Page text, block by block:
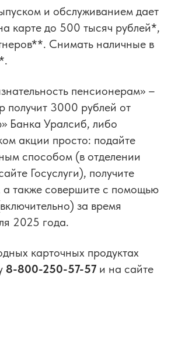
и обслуживанием дает
карте до 500 тысяч рублей*,
Снимать наличные в
пенсионерам» –
получит 3000 рублей от
Банка Уралсиб, либо
акции просто: подайте
способом (в отделении
Госуслуги), получите
также совершите с помощью
за время
2025 года.
карточных продуктах
8-800-250-57-57 и на сайте